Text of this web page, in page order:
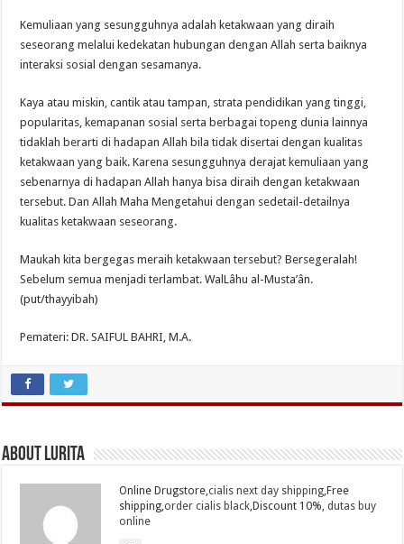
Kemuliaan yang sesungguhnya adalah ketakwaan yang diraih
seseorang melalui kedekatan hubungan dengan Allah serta baiknya
interaksi sosial dengan sesamanya.
Kaya atau miskin, cantik atau tampan, strata pendidikan yang tinggi,
popularitas, kemapanan sosial serta berbagai topeng dunia lainnya
tidaklah berarti di hadapan Allah bila tidak disertai dengan kualitas
ketakwaan yang baik. Karena sesungguhnya derajat kemuliaan yang
sebenarnya di hadapan Allah hanya bisa diraih dengan ketakwaan
tersebut. Dan Allah Maha Mengetahui dengan sedetail-detailnya
kualitas ketakwaan seseorang.
Maukah kita bergegas meraih ketakwaan tersebut? Bersegeralah!
Sebelum semua menjadi terlambat. WalLâhu al-Musta’ân.
(put/thayyibah)
Pemateri: DR. SAIFUL BAHRI, M.A.
About Lurita
Online Drugstore,cialis next day shipping ,Free
shipping, order cialis black ,Discount 10%,dutas buy
online